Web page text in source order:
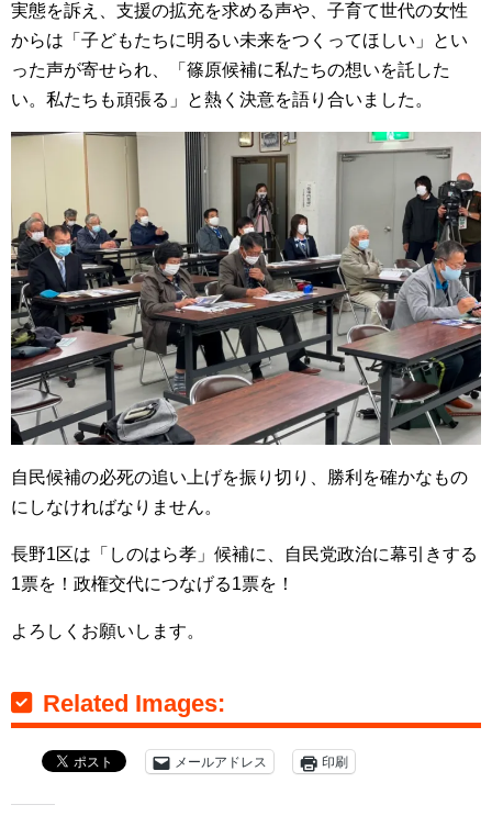
実態を訴え、支援の拡充を求める声や、子育て世代の女性
からは「子どもたちに明るい未来をつくってほしい」とい
った声が寄せられ、「篠原候補に私たちの想いを託した
い。私たちも頑張る」と熱く決意を語り合いました。
自民候補の必死の追い上げを振り切り、勝利を確かなもの
にしなければなりません。
長野1区は「しのはら孝」候補に、自民党政治に幕引きする
1票を！政権交代につなげる1票を！
よろしくお願いします。
Related Images:
メールアドレス 印刷